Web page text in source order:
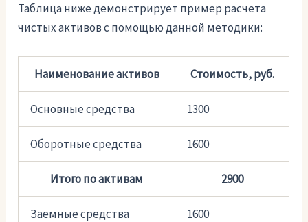
Таблица ниже демонстрирует пример расчета
чистых активов с помощью данной методики:
Наименование активов Стоимость, руб.
Основные средства 1300
Оборотные средства 1600
Итого по активам 2900
Заемные средства 1600